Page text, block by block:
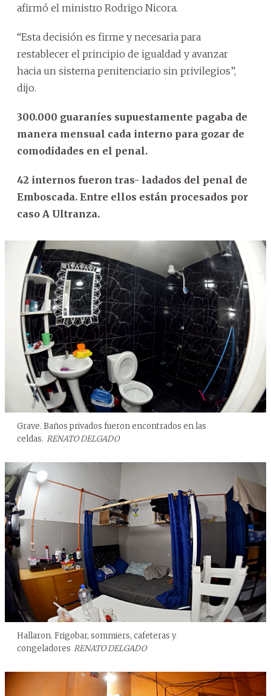
afirmó el ministro Rodrigo Nicora.
“Esta decisión es firme y necesaria para
restablecer el principio de igualdad y avanzar
hacia un sistema penitenciario sin privilegios”,
dijo.
300.000 guaraníes supuestamente pagaba de
manera mensual cada interno para gozar de
comodidades en el penal.
42 internos fueron tras- ladados del penal de
Emboscada. Entre ellos están procesados por
caso A Ultranza.
Grave. Baños privados fueron encontrados en las
celdas. RENATO DELGADO
Hallaron. Frigobar, sommiers, cafeteras y
congeladores RENATO DELGADO